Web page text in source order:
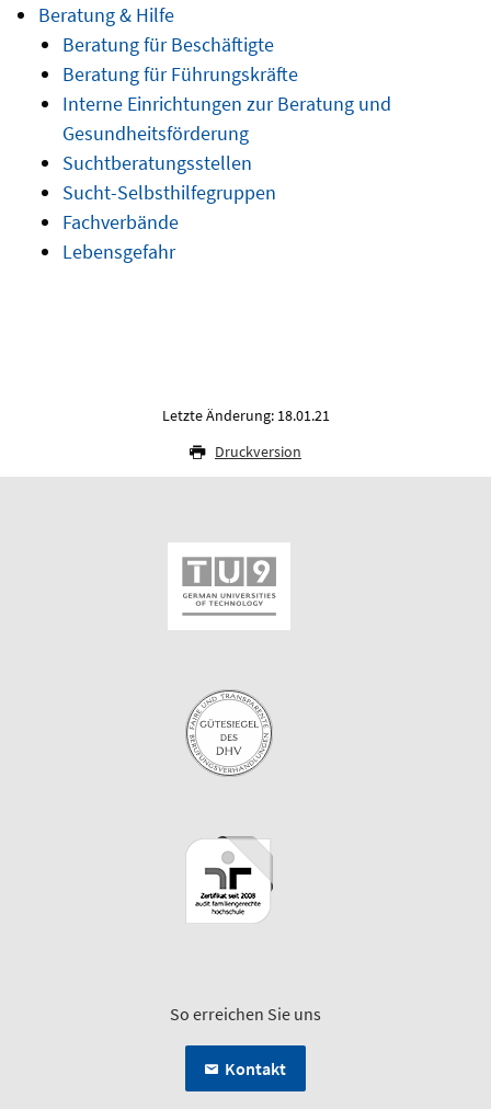
Beratung & Hilfe
Beratung für Beschäftigte
Beratung für Führungskräfte
Interne Einrichtungen zur Beratung und
Gesundheitsförderung
Suchtberatungsstellen
Sucht-Selbsthilfegruppen
Fachverbände
Lebensgefahr
Letzte Änderung: 18.01.21
Druckversion
So erreichen Sie uns
Kontakt